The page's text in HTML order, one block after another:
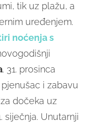
tik uz plažu, a
uređenjem.
noćenja s
. 31. prosinca
i zabavu
dočeka uz
siječnja. Unutarnji